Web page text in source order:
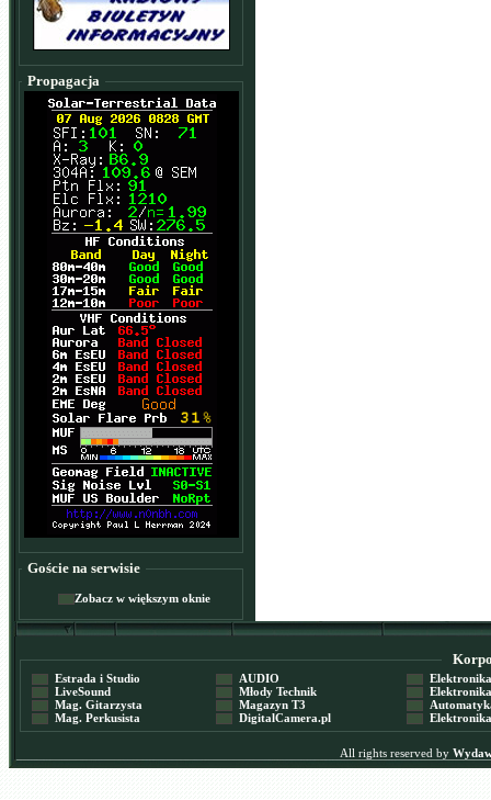
Propagacja
Goście na serwisie
Zobacz w większym oknie
Estrada i Studio
LiveSound
Mag. Gitarzysta
Mag. Perkusista
AUDIO
Młody Technik
Magazyn T3
DigitalCamera.pl
Elektronika
Elektronika
Automatyka
Elektronika
All rights reserved by